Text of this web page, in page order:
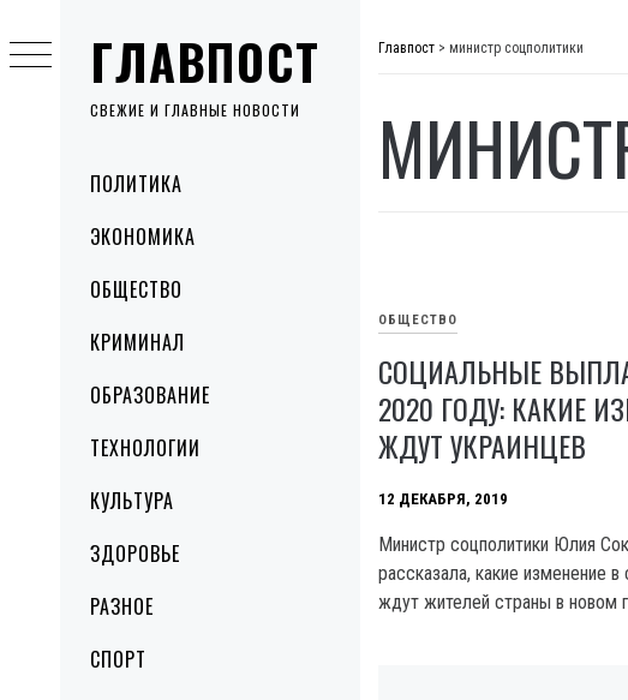
ГЛАВПОСТ
СВЕЖИЕ И ГЛАВНЫЕ НОВОСТИ
MenuПОЛИТИКА
ЭКОНОМИКА
ОБЩЕСТВО
КРИМИНАЛ
ОБРАЗОВАНИЕ
ТЕХНОЛОГИИ
КУЛЬТУРА
ЗДОРОВЬЕ
РАЗНОЕ
СПОРТ
to
content
Главпост > министр соцполитики
ОБЩЕСТВО
СОЦИАЛЬНЫЕ
2020 ГОДУ: КАКИЕ
ЖДУТ УКРАИНЦЕВ
12 ДЕКАБРЯ, 2019
Министр соцполитики Юлия
рассказала, какие изменение в
ждут жителей страны в новом